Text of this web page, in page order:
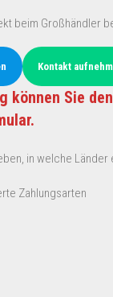
beim Großhändler
Kontakt
können Sie
in welche
Zahlungsarten